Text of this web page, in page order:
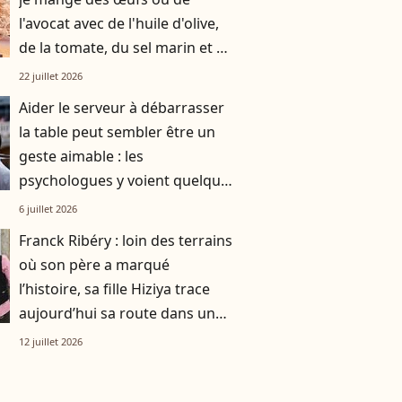
l'avocat avec de l'huile d'olive,
de la tomate, du sel marin et un
smoothie"
22 juillet 2026
Aider le serveur à débarrasser
la table peut sembler être un
geste aimable : les
psychologues y voient quelque
chose de bien plus profond.
6 juillet 2026
Franck Ribéry : loin des terrains
où son père a marqué
l’histoire, sa fille Hiziya trace
aujourd’hui sa route dans un
tout autre univers
12 juillet 2026